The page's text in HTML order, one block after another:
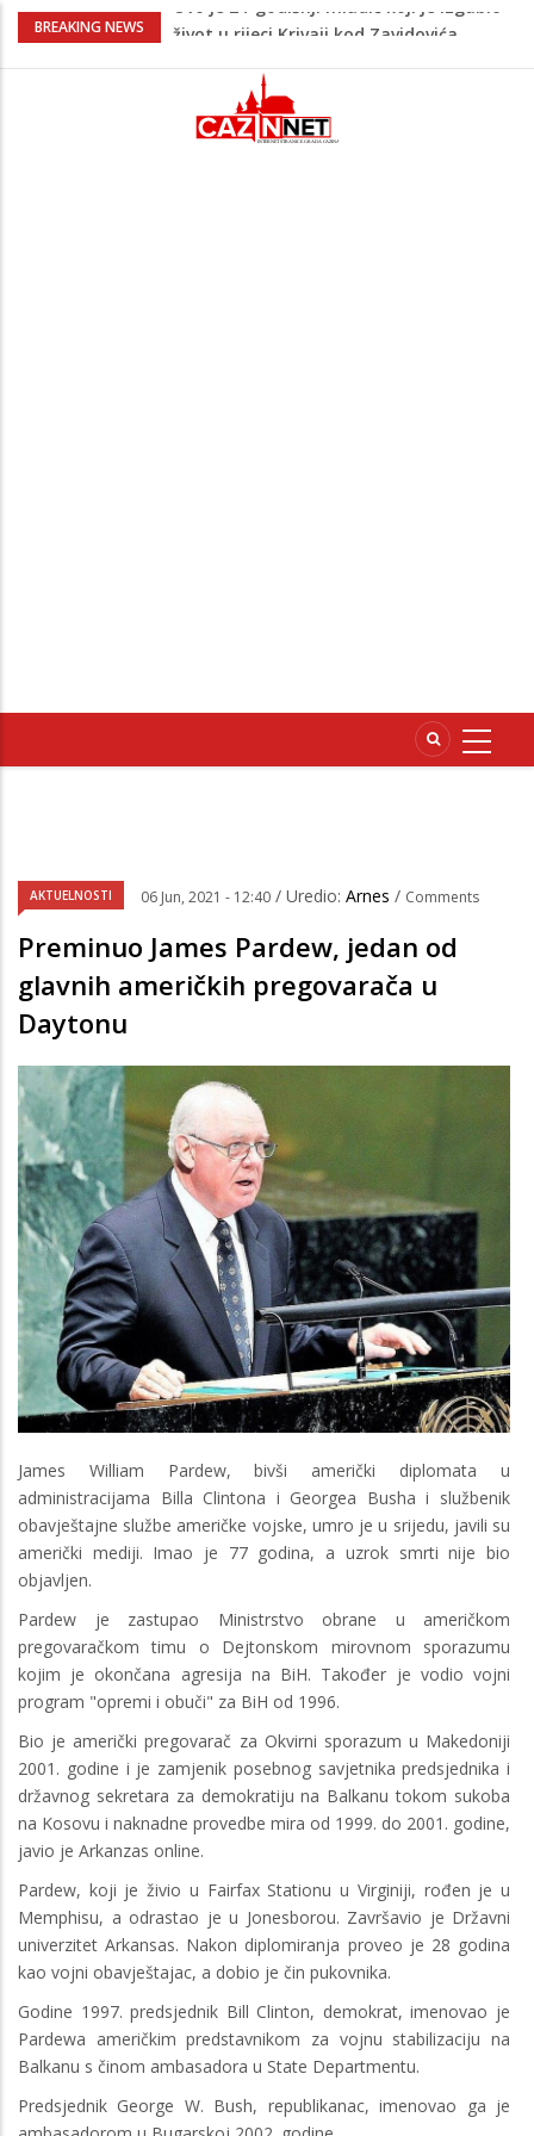
BREAKING NEWS
Na Ahiret preselio LJUBIJANKIĆ (Hasan)
Teška nesreća u BiH: Poginuo
motociklista
Na Ahiret preselio HALILOVIĆ (Smajil)
AKTUELNOSTI 06 Jun, 2021 - 12:40 / Uredio: Arnes / Comments
Preminuo James Pardew, jedan od
glavnih američkih pregovarača u
Daytonu
James William Pardew, bivši američki diplomata u
administracijama Billa Clintona i Georgea Busha i službenik
obavještajne službe američke vojske, umro je u srijedu, javili su
američki mediji. Imao je 77 godina, a uzrok smrti nije bio
objavljen.
Pardew je zastupao Ministrstvo obrane u američkom
pregovaračkom timu o Dejtonskom mirovnom sporazumu
kojim je okončana agresija na BiH. Također je vodio vojni
program "opremi i obuči" za BiH od 1996.
Bio je američki pregovarač za Okvirni sporazum u Makedoniji
2001. godine i je zamjenik posebnog savjetnika predsjednika i
državnog sekretara za demokratiju na Balkanu tokom sukoba
na Kosovu i naknadne provedbe mira od 1999. do 2001. godine,
javio je Arkanzas online.
Pardew, koji je živio u Fairfax Stationu u Virginiji, rođen je u
Memphisu, a odrastao je u Jonesborou. Završavio je Državni
univerzitet Arkansas. Nakon diplomiranja proveo je 28 godina
kao vojni obavještajac, a dobio je čin pukovnika.
Godine 1997. predsjednik Bill Clinton, demokrat, imenovao je
Pardewa američkim predstavnikom za vojnu stabilizaciju na
Balkanu s činom ambasadora u State Departmentu.
Predsjednik George W. Bush, republikanac, imenovao ga je